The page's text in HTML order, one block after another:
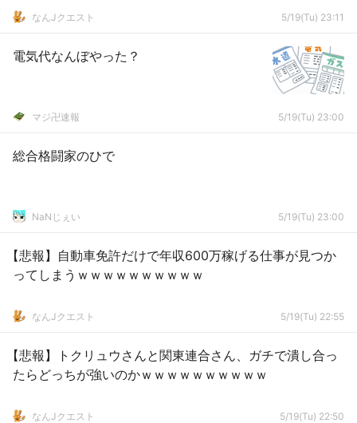
なんJクエスト 5/19(Tu) 23:11
電気代なんぼやった？
マジ卍速報 5/19(Tu) 23:00
総合格闘家のひで
NaNじぇい 5/19(Tu) 23:00
【悲報】自動車免許だけで年収600万稼げる仕事が見つか
ってしまうｗｗｗｗｗｗｗｗｗｗ
なんJクエスト 5/19(Tu) 22:55
【悲報】トクリュウさんと関東連合さん、ガチで潰し合っ
たらどっちが強いのかｗｗｗｗｗｗｗｗｗｗ
なんJクエスト 5/19(Tu) 22:50